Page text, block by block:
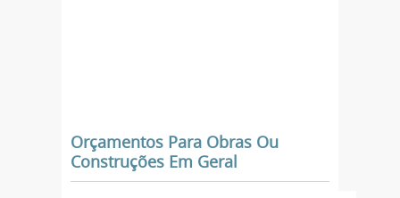
Orçamentos Para Obras Ou
Construções Em Geral